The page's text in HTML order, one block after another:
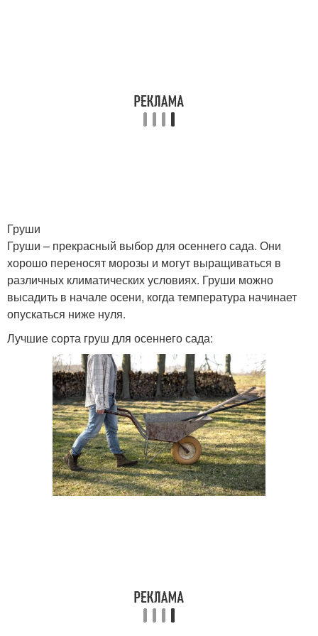
Груши
Груши – прекрасный выбор для осеннего сада. Они
хорошо переносят морозы и могут выращиваться в
различных климатических условиях. Груши можно
высадить в начале осени, когда температура начинает
опускаться ниже нуля.
Лучшие сорта груш для осеннего сада: